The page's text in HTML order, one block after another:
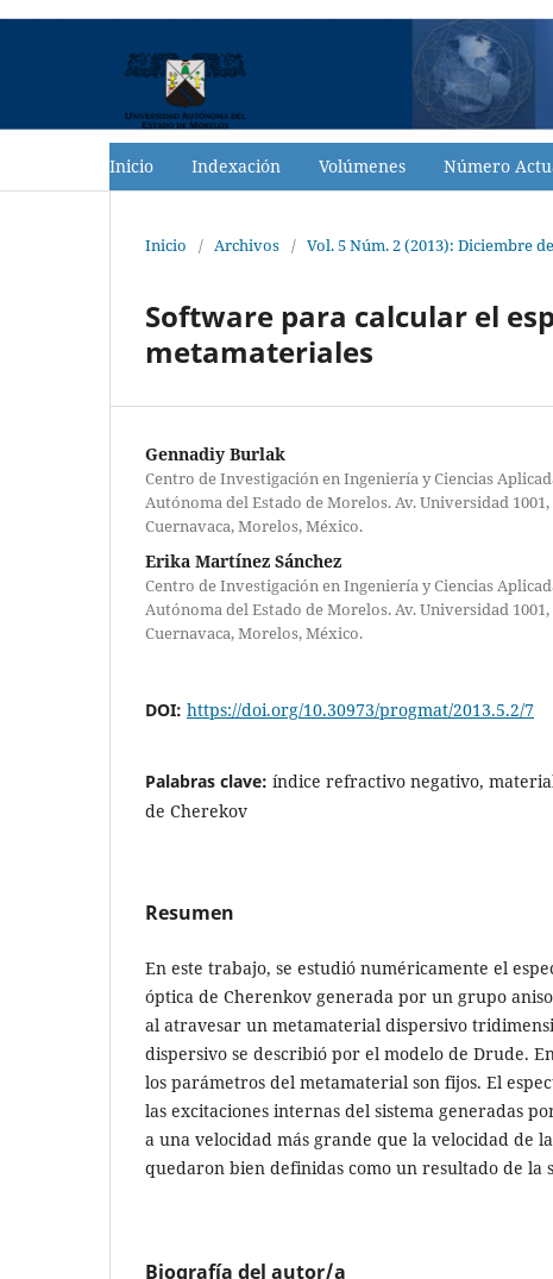
Inicio Indexación Volúmenes Número
Inicio / Archivos / Vol. 5 Núm. 2 (2013): Diciembre
Software para calcular el
metamateriales
Gennadiy Burlak
Centro de Investigación en Ingeniería y Ciencias
Autónoma del Estado de Morelos. Av. Universidad 1001,
Cuernavaca, Morelos, México.
Erika Martínez Sánchez
Centro de Investigación en Ingeniería y Ciencias
Autónoma del Estado de Morelos. Av. Universidad 1001,
Cuernavaca, Morelos, México.
DOI: https://doi.org/10.30973/progmat/2013.5.2/7
Palabras clave: índice refractivo negativo,
de Cherekov
Resumen
En este trabajo, se estudió numéricamente el
óptica de Cherenkov generada por un grupo
al atravesar un metamaterial dispersivo
dispersivo se describió por el modelo de Drude.
los parámetros del metamaterial son fijos. El
las excitaciones internas del sistema generadas
a una velocidad más grande que la velocidad de
quedaron bien definidas como un resultado de la
Biografía del autor/a